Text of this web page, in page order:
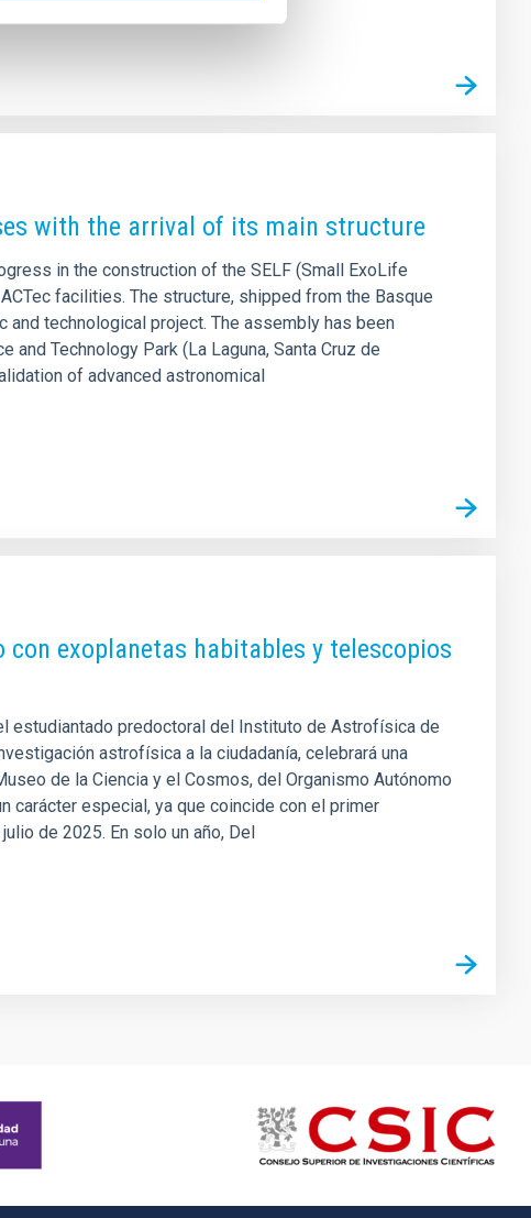
with the arrival of its main structure
in the construction of the SELF (Small ExoLife
facilities. The structure, shipped from the Basque
technological project. The assembly has been
Technology Park (La Laguna, Santa Cruz de
of advanced astronomical
exoplanetas habitables y telescopios
estudiantado predoctoral del Instituto de Astrofísica de
astrofísica a la ciudadanía, celebrará una
de la Ciencia y el Cosmos, del Organismo Autónomo
carácter especial, ya que coincide con el primer
de 2025. En solo un año, Del